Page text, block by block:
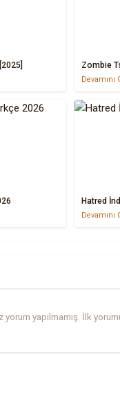
Zombie
Devamını
Hatred
Devamını
yorum yapılmamış. İlk